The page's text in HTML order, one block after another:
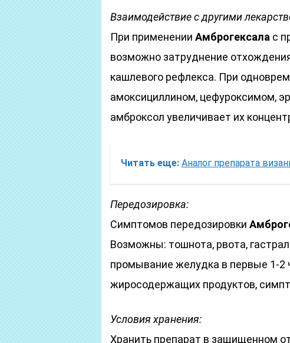
Взаимодействие с другими
При применении Амброгексала с
возможно затруднение
кашлевого рефлекса. При
амоксициллином, цефуроксимом,
амброксол увеличивает их
Читать еще: Аналог препарата
Передозировка:
Симптомов передозировки
Возможны: тошнота, рвота,
промывание желудка в первые 1-2
жиросодержащих продуктов,
Условия хранения:
Хранить препарат в защищенном